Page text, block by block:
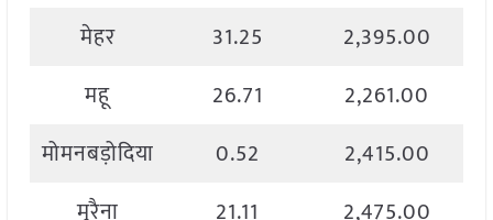
मेहर
31.25
2,395.00
महू
26.71
2,261.00
मोमनबड़ोदिया
0.52
2,415.00